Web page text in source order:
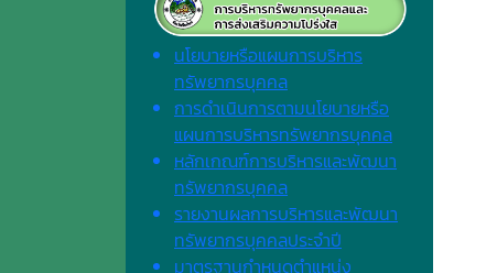
นโยบายหรือแผนการบริหาร
ทรัพยากรบุคคล
การดำเนินการตามนโยบายหรือ
แผนการบริหารทรัพยากรบุคคล
หลักเกณฑ์การบริหารและพัฒนา
ทรัพยากรบุคคล
รายงานผลการบริหารและพัฒนา
ทรัพยากรบุคคลประจำปี
มาตรฐานกำหนดตำแหน่ง